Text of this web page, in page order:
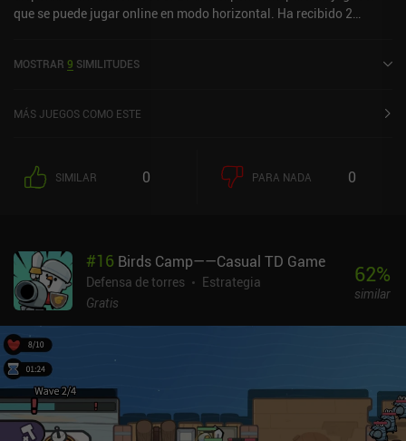
que se puede jugar online en modo horizontal. Ha recibido 2
valoración actual de 4,4 sobre 5,0 en Google Play y de 4,7 sobre 5,0
MOSTRAR 9 SIMILITUDES
MÁS JUEGOS COMO ESTE
SIMILAR 0 PARA NADA 0
#16 Birds Camp——Casual TD Game
Defensa de torres
Estrategia
Gratis
62%
similar